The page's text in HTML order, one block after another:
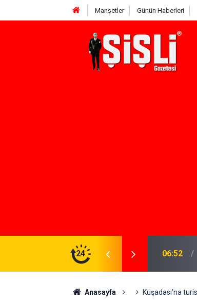
Manşetler Günün Haberleri
24
Gerekenler: Telegram Gruplarında Daha
04:43
Anasayfa Kuşadası'na